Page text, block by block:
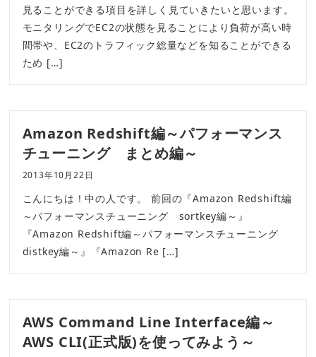
見ることができる項目を詳しく見ていきたいと思います。
モニタリングでEC2の状態を見ることにより負荷が高い時
間帯や、EC2のトラフィック総量などを知ることができる
ため […]
Amazon Redshift編～パフォーマンス
チューニング まとめ編～
2013年10月22日
こんにちは！中の人です。 前回の『Amazon Redshift編
～パフォーマンスチューニング sortkey編～』
『Amazon Redshift編～パフォーマンスチューニング
distkey編～』『Amazon Re […]
AWS Command Line Interface編～
AWS CLI(正式版)を使ってみよう～